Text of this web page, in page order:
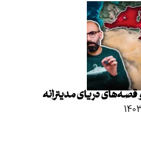
قصه‌های دریای مدیترانه